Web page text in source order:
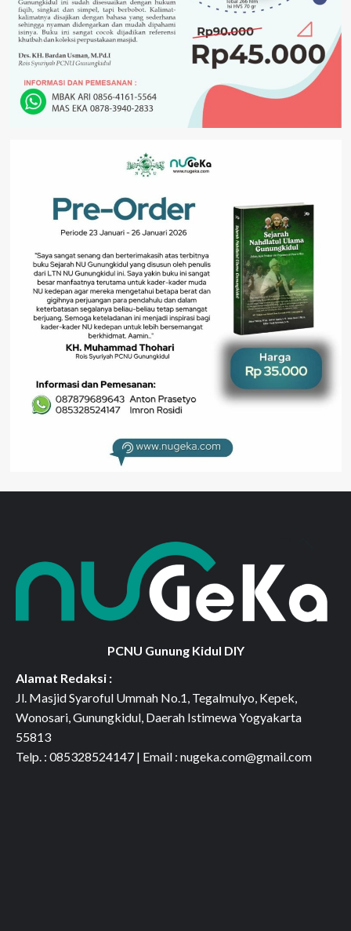
PCNU Gunung Kidul DIY
Alamat Redaksi :
Jl. Masjid Syaroful Ummah No.1, Tegalmulyo, Kepek,
Wonosari, Gunungkidul, Daerah Istimewa Yogyakarta
55813
Telp. : 085328524147 | Email : nugeka.com@gmail.com